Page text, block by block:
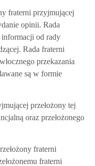
fraterni przyjmującej
opinii. Rada
od rady
Rada fraterni
przekazania
są w formie
przełożony tej
oraz przełożonego
fraterni
fraterni